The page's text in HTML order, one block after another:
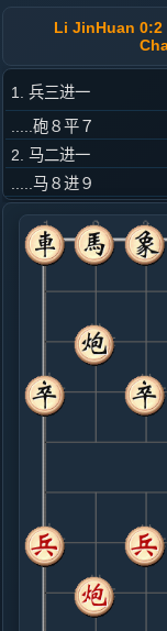
Li JinHuan 0:2
1. 兵三进一
.....砲８平７
2. 马二进一
.....马８进９
3. 车一平二
.....砲２平５
4. 马八进七
.....马２进３
5. 车九平八
.....车１平２
6. 相七进五
.....卒３进１
7. 炮二平四
8. 仕四进五
.....卒９进１
9. 车二进三
.....车９平６
10. 马一退三